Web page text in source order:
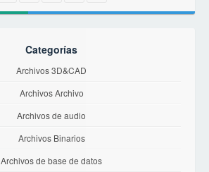
Categorías
Archivos 3D&CAD
Archivos Archivo
Archivos de audio
Archivos Binarios
Archivos de base de datos